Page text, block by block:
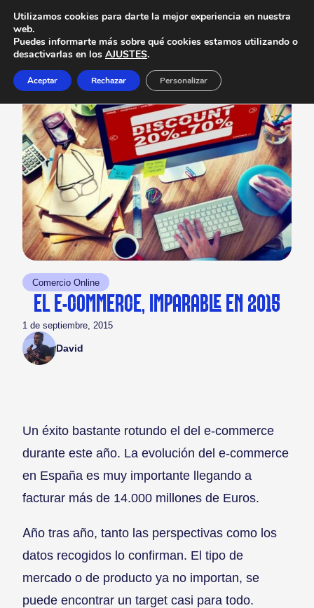
Comercio Online
EL E-COMMERCE, IMPARABLE EN 2015
1 de septiembre, 2015
David
Un éxito bastante rotundo el del e-commerce
durante este año. La evolución del e-commerce
en España es muy importante llegando a
facturar más de 14.000 millones de Euros.
Año tras año, tanto las perspectivas como los
datos recogidos lo confirman. El tipo de
mercado o de producto ya no importan, se
puede encontrar un target casi para todo.
Utilizamos cookies para darte la mejor experiencia en nuestra
web.
Puedes informarte más sobre qué cookies estamos utilizando o
desactivarlas en los AJUSTES.
Aceptar Rechazar Personalizar